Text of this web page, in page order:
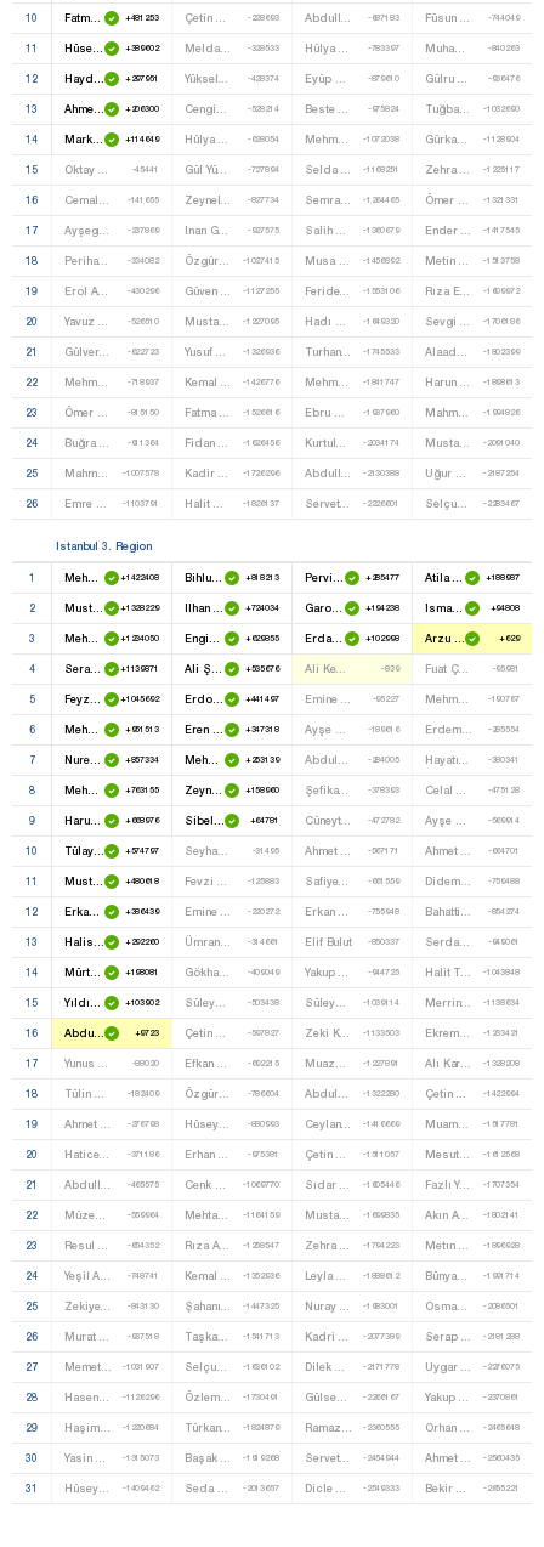
10 Fatma Benli +481253 -228693 -687183 -744049
11 Hüseyin Bürge +389602 Melda Onur -328533 -783397 Muhammed Emin Özkurt -840263
12 +297951 -428374 -879610 -936476
13 Ahmet Hamdi Çamlı +206300 -528214 -975824 Tuğba Turgan -1032690
14 Markar Eseyan +114649 -628054 Mehmet Saltoğlu -1072038 Gürkan Teoman -1128904
15 -45441 Gül Yüksel -727894 -1168251 -1225117
16 -141655 -827734 Semra Türk -1264465 -1321331
17 Ayşegül Esra Atik -237869 Inan Güney -927575 -1360679 -1417545
18 Perihan Toğay -334082 Özgür Koçak -1027415 -1456892 -1513758
19 Erol Adayılmaz -430296 -1127255 Feride Elçin -1553106 Rıza Erol -1609972
20 -526510 Mustafa Ozan Şer -1227095 -1649320 -1706186
21 Gülver Erdem -622723 -1326936 Turhan Arslan -1745533 -1802399
22 Mehmet Akif Köse -718937 -1426776 Mehmet Erdoğan -1841747 -1898613
23 -815150 -1526616 -1937960 Mahmut Mert Ersin -1994826
24 -911364 -1626456 -2034174 Mustafa Yılmaz -2091040
25 Mahmut Bayat -1007578 -1726296 -2130388 -2187254
26 -1103791 -1826137 Servet Güzel -2226601 Selçuk Şişman -2283467
Istanbul 3. Region
1 Mehmet Mehdi Eker +1422408 Bihlun Tamaylıgil +818213 +285477 +188987
2 Mustafa Şentop +1328229 +724034 Garo Paylan +194238 Ismail Faruk Aksu +94808
3 Mehmet Doğan Kubat +1234050 +629855 Erdal Ataş +102998 +629
4 Serap Yaşar +1139871 +535676 Ali Kenanoğlu -839 Fuat Çakıroğlu -95981
5 +1045692 Erdoğan Toprak +441497 -95227 Mehmet Müftüoğlu -190767
6 Mehmet Muş +951513 +347318 -189616 Erdem Karakoç -285554
7 Nureddin Nebati +857334 Mehmet Bekaroğlu +253139 -284005 -380341
8 Mehmet Metiner +763155 Zeynel Emre +158960 Şefika Gürbüz -378393 -475128
9 Harun Karaca +668976 +64781 Cüneyt Canış -472782 -569914
10 Tülay Kaynarca +574797 Seyhan Erdoğdu -31495 -567171 -664701
11 Mustafa Yeneroğlu +480618 -125883 Safiye Akdağ -661559 Didem Karataş -759488
12 Erkan Kandemir +386439 -220272 -755948 -854274
13 +292260 Ümran Köksüz -314661 Elif Bulut -850337 Serdar Öktem -949061
14 Mürteza Zengin +198081 Gökhan Gümüşdağ -409049 -944725 -1043848
15 +103902 Süleyman Çelebi -503438 Süleyman Turgut -1039114 Merrin Hasipoğlu -1138634
16 Abdullah Başcı +9723 -597827 Zeki Korkmaz -1133503 Ekrem Sarısoy -1233421
17 -88020 -692215 -1227891 -1328208
18 -182409 Özgür Karabat -786604 -1322280 -1422994
19 -276798 Hüseyin Özkahraman -880993 Ceylan Yılmaz -1416669 Muammer Recep Çeliktaş -1517781
20 Hatice Kübra Öztürk -371186 -975381 -1511057 Mesut Yıldırım -1612568
21 -465575 -1069770 -1605446 Fazlı Yurdabak -1707354
22 Müzemmil Hevadpal -559964 Mehtap Albayrak -1164159 Mustafa Kızılkaya -1699835 Akın Aydın -1802141
23 -654352 Rıza Akpolat -1258547 -1794223 -1896928
24 -748741 -1352936 -1888612 Bünyamin Çiftçi -1991714
25 Zekiye Çapan -843130 -1447325 -1983001 Osman Nuri Toraman -2086501
26 -937518 Taşkan Uysal -1541713 -2077389 -2181288
27 Memet Emin Ertekin -1031907 Selçuk Müsnat Hazinedar -1636102 -2171778 -2276075
28 Hasene Çapar -1126296 Özlem Durdağı Dokuyucu -1730491 Gülsever Çetin -2266167 -2370861
29 Haşim Taşkıran -1220684 Türkan Kebeci -1824879 -2360555 -2465648
30 -1315073 -1919268 Servet Erçıktı -2454944 -2560435
31 Hüseyin Koyuncu -1409462 -2013657 -2549333 -2655221